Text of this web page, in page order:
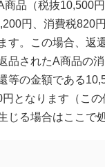
商品（税抜10,500
円、消費税820
す。この場合、返
品されたA商品の
等の金額である
となります（こ
じる場合はここで